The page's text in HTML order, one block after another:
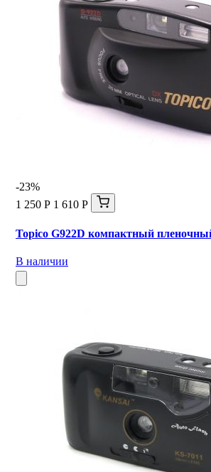
-23%
1 250 Р 1 610 Р
Topico G922D компактный
В наличии